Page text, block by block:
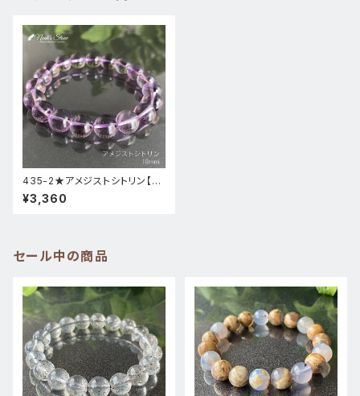
435-2★アメジストシトリン【高
透明】天然石パワーストーンブレ
スレット新品
¥3,360
セール中の商品